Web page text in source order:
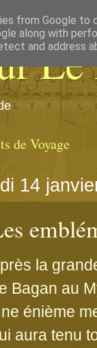
de Voyage
14
la
Bagan au
énième
aura tenu
from Google to
along with
and address